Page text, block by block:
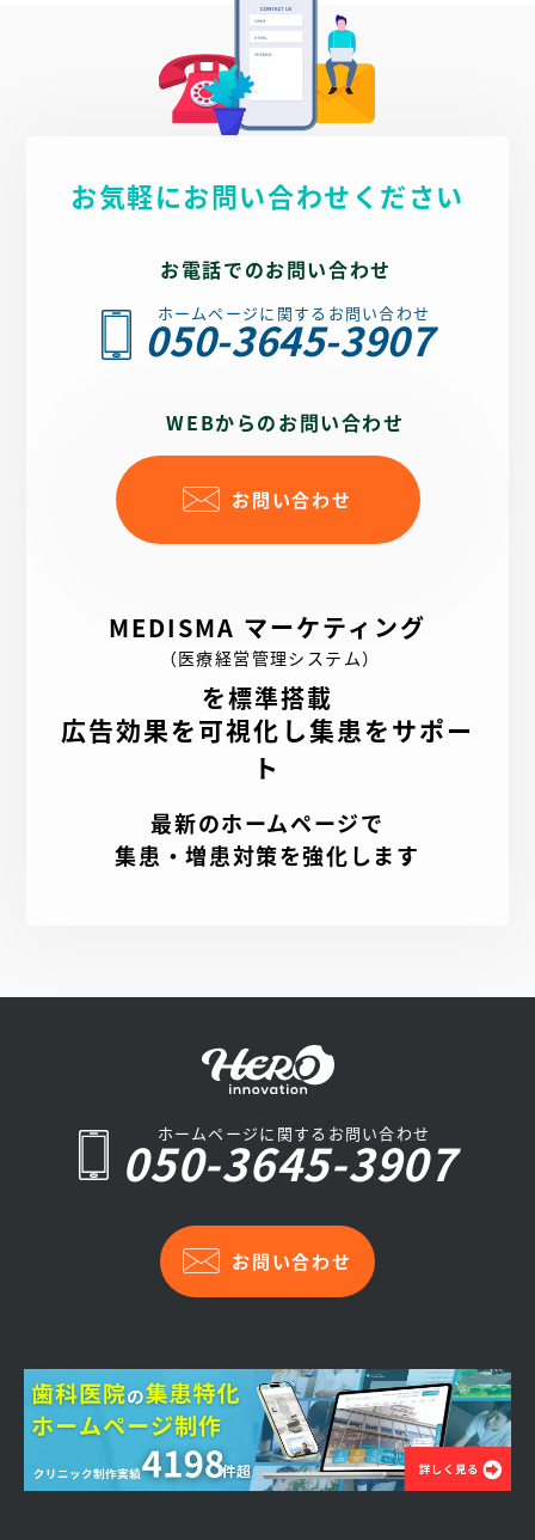
お気軽にお問い合わせください
お電話でのお問い合わせ
ホームページに関するお問い合わせ
050-3645-3907
WEBからのお問い合わせ
お問い合わせ
MEDISMA マーケティング
（医療経営管理システム）
を標準搭載
広告効果を可視化し集患をサポー
ト
最新のホームページで
集患・増患対策を強化します
ホームページに関するお問い合わせ
050-3645-3907
お問い合わせ